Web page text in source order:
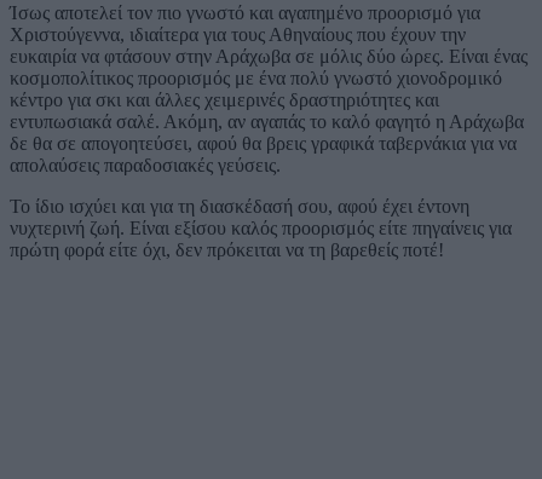
Ίσως αποτελεί τον πιο γνωστό και αγαπημένο προορισμό για
Χριστούγεννα, ιδιαίτερα για τους Αθηναίους που έχουν την
ευκαιρία να φτάσουν στην Αράχωβα σε μόλις δύο ώρες. Είναι ένας
κοσμοπολίτικος προορισμός με ένα πολύ γνωστό χιονοδρομικό
κέντρο για σκι και άλλες χειμερινές δραστηριότητες και
εντυπωσιακά σαλέ. Ακόμη, αν αγαπάς το καλό φαγητό η Αράχωβα
δε θα σε απογοητεύσει, αφού θα βρεις γραφικά ταβερνάκια για να
απολαύσεις παραδοσιακές γεύσεις.
Το ίδιο ισχύει και για τη διασκέδασή σου, αφού έχει έντονη
νυχτερινή ζωή. Είναι εξίσου καλός προορισμός είτε πηγαίνεις για
πρώτη φορά είτε όχι, δεν πρόκειται να τη βαρεθείς ποτέ!